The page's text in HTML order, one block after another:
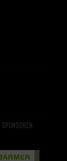
Sponsoren